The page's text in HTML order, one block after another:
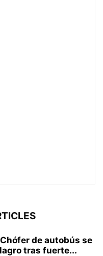
de autobús se
tras fuerte...